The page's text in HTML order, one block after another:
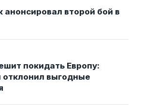
второй бой в
покидать Европу:
выгодные